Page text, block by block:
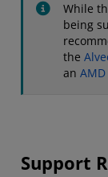
While
being
the
an
Support